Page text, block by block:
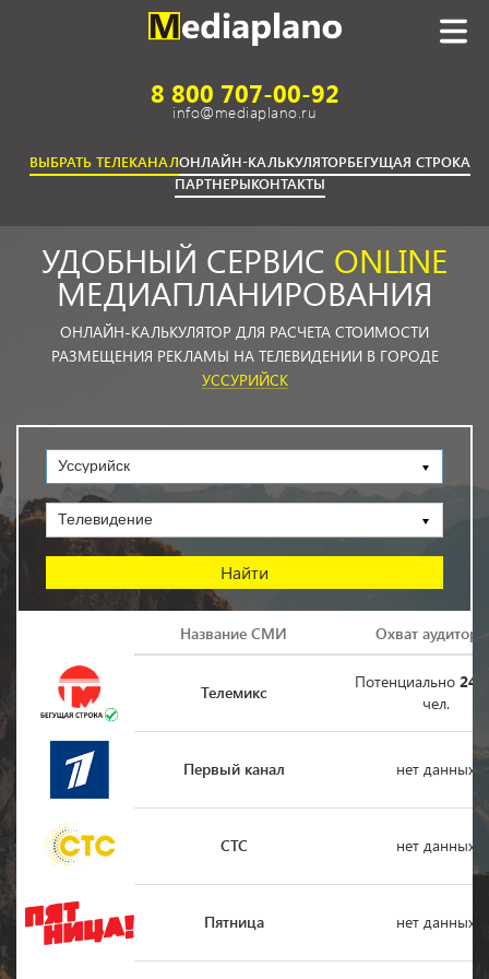
8 800 707-00-92
info@mediaplano.ru
УДОБНЫЙ СЕРВИС ONLINE
МЕДИАПЛАНИРОВАНИЯ
ОНЛАЙН-КАЛЬКУЛЯТОР ДЛЯ РАСЧЕТА СТОИМОСТИ
РАЗМЕЩЕНИЯ РЕКЛАМЫ НА ТЕЛЕВИДЕНИИ В ГОРОДЕ
УССУРИЙСК
Уссурийск
Телевидение
Название СМИ Охват
Телемикс
Потенциально
чел.
Первый канал нет данных
СТС нет данных
Пятница нет данных
ВЫБРАТЬ ТЕЛЕКАНАЛОНЛАЙН-КАЛЬКУЛЯТОРБЕГУЩАЯ СТРОКА
ПАРТНЕРЫКОНТАКТЫ